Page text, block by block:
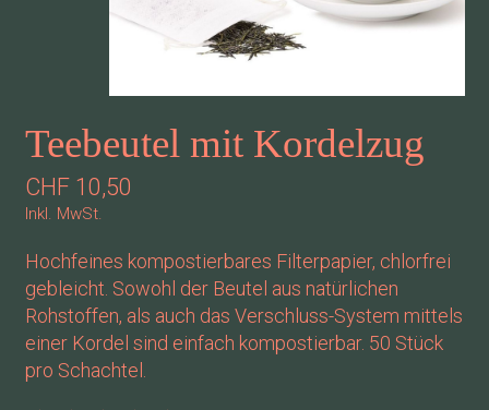
Teebeutel mit Kordelzug
CHF 10,50
Inkl. MwSt.
Hochfeines kompostierbares Filterpapier, chlorfrei
gebleicht. Sowohl der Beutel aus natürlichen
Rohstoffen, als auch das Verschluss-System mittels
einer Kordel sind einfach kompostierbar. 50 Stück
pro Schachtel.